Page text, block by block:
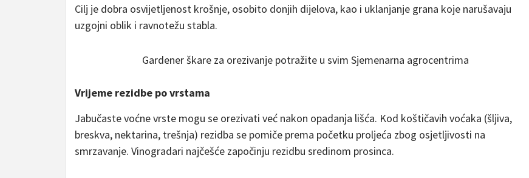
Cilj je dobra osvijetljenost krošnje, osobito donjih dijelova, kao i uklanjanje grana koje narušavaju
uzgojni oblik i ravnotežu stabla.
Gardener škare za orezivanje potražite u svim Sjemenarna agrocentrima
Vrijeme rezidbe po vrstama
Jabučaste voćne vrste mogu se orezivati već nakon opadanja lišća. Kod koštičavih voćaka (šljiva,
breskva, nektarina, trešnja) rezidba se pomiče prema početku proljeća zbog osjetljivosti na
smrzavanje. Vinogradari najčešće započinju rezidbu sredinom prosinca.